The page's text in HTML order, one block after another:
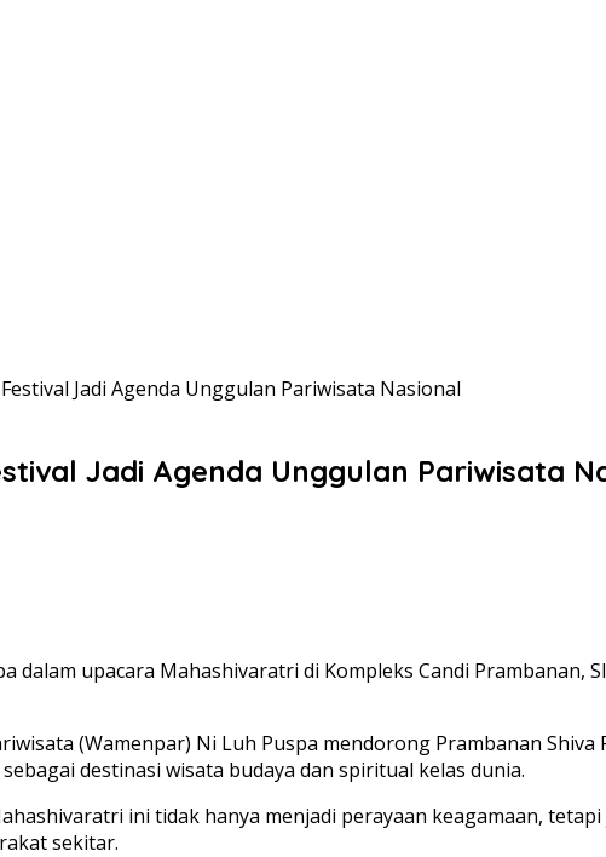
Jadi Agenda Unggulan Pariwisata Nasional
Jadi Agenda Unggulan Pariwisata
upacara Mahashivaratri di Kompleks Candi Prambanan,
(Wamenpar) Ni Luh Puspa mendorong Prambanan
destinasi wisata budaya dan spiritual kelas dunia.
ini tidak hanya menjadi perayaan keagamaan,
sekitar.